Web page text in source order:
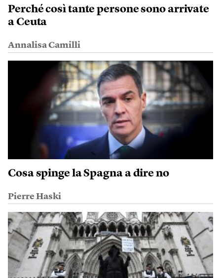
Perché così tante persone sono arrivate
a Ceuta
Annalisa Camilli
Cosa spinge la Spagna a dire no
Pierre Haski